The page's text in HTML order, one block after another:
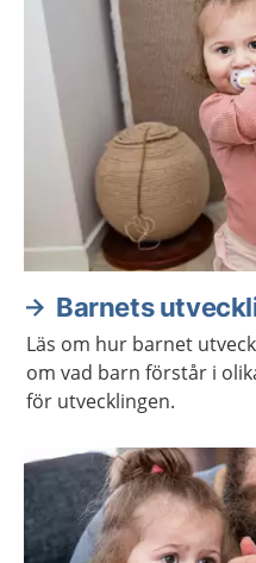
Barnets
Läs om hur barnet
om vad barn förstår i
för utvecklingen.